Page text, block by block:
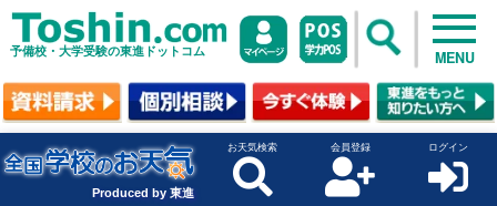
予備校・大学受験の東進ドットコム MENU
Produced by 東進
お天気検索 会員登録 ログイン